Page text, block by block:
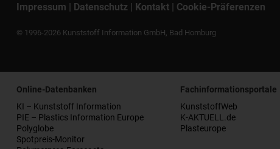
Impressum | Datenschutz | Kontakt | Cookie-Präferenzen
© 1996-2026 Kunststoff Information GmbH, Bad Homburg
Online-Datenbanken
KI – Kunststoff Information
PIE – Plastics Information Europe
Polyglobe
Spotpreis-Monitor
Fachinformationsportale
KunststoffWeb
K-AKTUELL.de
Plasteurope